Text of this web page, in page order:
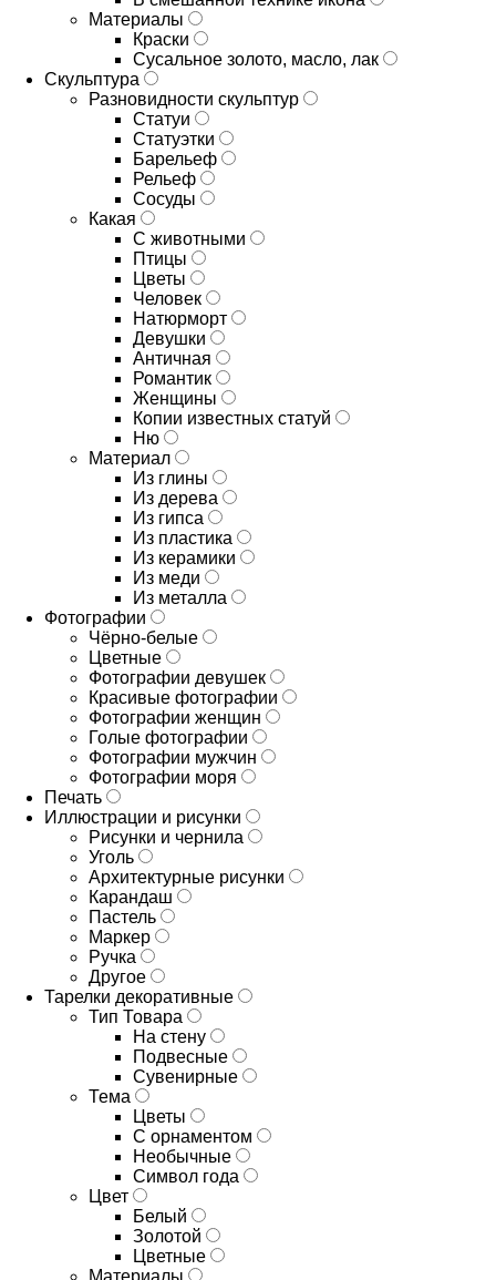
Материалы
Краски
Сусальное золото, масло, лак
Скульптура
Разновидности скульптур
Статуи
Статуэтки
Барельеф
Рельеф
Сосуды
Какая
С животными
Птицы
Цветы
Человек
Натюрморт
Девушки
Античная
Романтик
Женщины
Копии известных статуй
Ню
Материал
Из глины
Из дерева
Из гипса
Из пластика
Из керамики
Из меди
Из металла
Фотографии
Чёрно-белые
Цветные
Фотографии девушек
Красивые фотографии
Фотографии женщин
Голые фотографии
Фотографии мужчин
Фотографии моря
Печать
Иллюстрации и рисунки
Рисунки и чернила
Уголь
Архитектурные рисунки
Карандаш
Пастель
Маркер
Ручка
Другое
Тарелки декоративные
Тип Товара
На стену
Подвесные
Сувенирные
Тема
Цветы
С орнаментом
Необычные
Символ года
Цвет
Белый
Золотой
Цветные
Материалы